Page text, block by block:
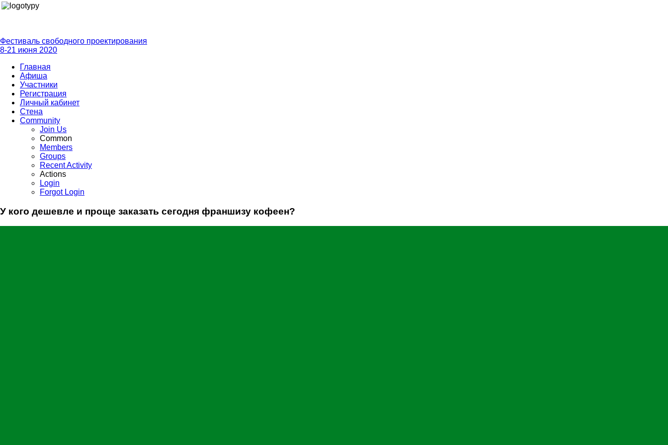
Фестиваль свободного проектирования
8-21 июня 2020
Главная
Афиша
Участники
Регистрация
Личный кабинет
Стена
Community
Join Us
Common
Members
Groups
Recent Activity
Actions
Login
Forgot Login
У кого дешевле и проще заказать сегодня франшизу кофеен?